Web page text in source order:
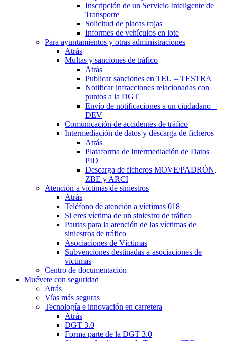
Inscripción de un Servicio Inteligente de
Transporte
Solicitud de placas rojas
Informes de vehículos en lote
Para ayuntamientos y otras administraciones
Atrás
Multas y sanciones de tráfico
Atrás
Publicar sanciones en TEU – TESTRA
Notificar infracciones relacionadas con
puntos a la DGT
Envío de notificaciones a un ciudadano –
DEV
Comunicación de accidentes de tráfico
Intermediación de datos y descarga de ficheros
Atrás
Plataforma de Intermediación de Datos
PID
Descarga de ficheros MOVE/PADRÓN,
ZBE y ARCI
Atención a víctimas de siniestros
Atrás
Teléfono de atención a víctimas 018
Si eres víctima de un siniestro de tráfico
Pautas para la atención de las víctimas de
siniestros de tráfico
Asociaciones de Víctimas
Subvenciones destinadas a asociaciones de
víctimas
Centro de documentación
Muévete con seguridad
Atrás
Vías más seguras
Tecnología e innovación en carretera
Atrás
DGT 3.0
Forma parte de la DGT 3.0